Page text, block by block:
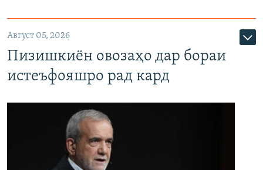
Август 05, 2026
Пизишкиён овозаҳо дар бораи
истеъфояшро рад кард